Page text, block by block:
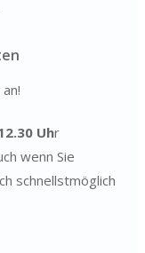
Uhr
wenn Sie
schnellstmöglich